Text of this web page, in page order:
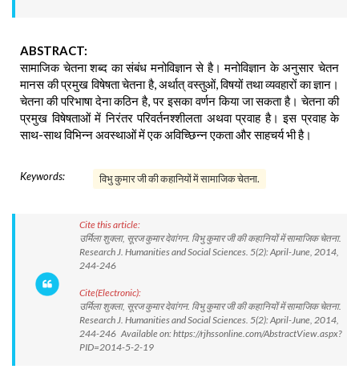
ABSTRACT:
सामाजिक चेतना शब्द का संबंध मनोविज्ञान से है। मनोविज्ञान के अनुसार चेतन
मानस की प्रमुख विषेषता चेतना है, अर्थात् वस्तुओं, विषयों तथा व्यवहारों का ज्ञान।
चेतना की परिभाषा देना कठिन है, पर इसका वर्णन किया जा सकता है। चेतना की
प्रमुख विषेषताओं में निरंतर परिवर्तनश्शीलता अथवा प्रवाह है। इस प्रवाह के
साथ-साथ विभिन्न अवस्थाओं में एक अविच्छिन्न एकता और साहचर्य भी है।
Keywords: विभु कुमार जी की कहानियों में सामाजिक चेतना.
Cite this article:
उर्मिला शुक्ला, सूरज कुमार देवांगन. विभु कुमार जी की कहानियों में सामाजिक चेतना.
Research J. Humanities and Social Sciences. 5(2): April-June, 2014,
244-246
Cite(Electronic):
उर्मिला शुक्ला, सूरज कुमार देवांगन. विभु कुमार जी की कहानियों में सामाजिक चेतना.
Research J. Humanities and Social Sciences. 5(2): April-June, 2014,
244-246 Available on: https://rjhssonline.com/AbstractView.aspx?
PID=2014-5-2-19